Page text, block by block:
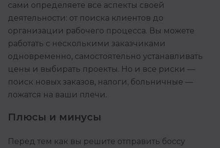
сами определяете все аспекты своей
деятельности: от поиска клиентов до
организации рабочего процесса. Вы можете
работать с несколькими заказчиками
одновременно, самостоятельно устанавливать
цены и выбирать проекты. Но и все риски —
поиск новых заказов, налоги, больничные —
ложатся на ваши плечи.
Плюсы и минусы
Перед тем как вы решите отправить боссу